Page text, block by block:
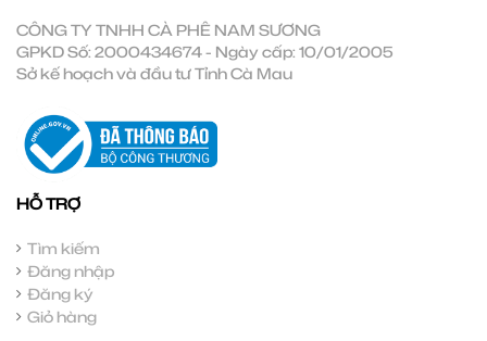
CÔNG TY TNHH CÀ PHÊ NAM SƯƠNG
GPKD Số: 2000434674 - Ngày cấp: 10/01/2005
Sở kế hoạch và đầu tư Tỉnh Cà Mau
HỖ TRỢ
Tìm kiếm
Đăng nhập
Đăng ký
Giỏ hàng